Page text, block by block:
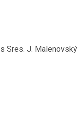
Sres. J.